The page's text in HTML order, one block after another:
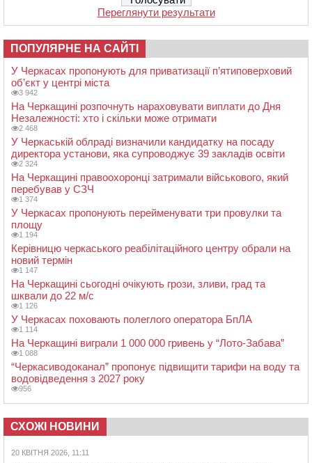
Переглянути результати
ПОПУЛЯРНЕ НА САЙТІ
У Черкасах пропонують для приватизації п’ятиповерховий
об’єкт у центрі міста
3 942
На Черкащині розпочнуть нараховувати виплати до Дня
Незалежності: хто і скільки може отримати
2 468
У Черкаській облраді визначили кандидатку на посаду
директора установи, яка супроводжує 39 закладів освіти
2 324
На Черкащині правоохоронці затримали військового, який
перебував у СЗЧ
1 374
У Черкасах пропонують перейменувати три провулки та
площу
1 194
Керівницю черкаського реабілітаційного центру обрали на
новий термін
1 147
На Черкащині сьогодні очікують грози, зливи, град та
шквали до 22 м/с
1 126
У Черкасах поховають полеглого оператора БпЛА
1 114
На Черкащині виграли 1 000 000 гривень у “Лото-Забава”
1 088
“Черкасиводоканал” пропонує підвищити тарифи на воду та
водовідведення з 2027 року
956
СХОЖІ НОВИНИ
20 КВІТНЯ 2026, 11:11